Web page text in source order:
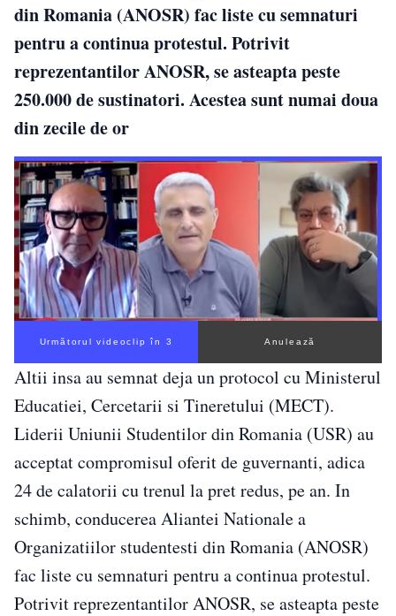
din Romania (ANOSR) fac liste cu semnaturi
pentru a continua protestul. Potrivit
reprezentantilor ANOSR, se asteapta peste
250.000 de sustinatori. Acestea sunt numai doua
din zecile de or
Următorul videoclip în 2 Anulează
Altii insa au semnat deja un protocol cu Ministerul
Educatiei, Cercetarii si Tineretului (MECT).
Liderii Uniunii Studentilor din Romania (USR) au
acceptat compromisul oferit de guvernanti, adica
24 de calatorii cu trenul la pret redus, pe an. In
schimb, conducerea Aliantei Nationale a
Organizatiilor studentesti din Romania (ANOSR)
fac liste cu semnaturi pentru a continua protestul.
Potrivit reprezentantilor ANOSR, se asteapta peste